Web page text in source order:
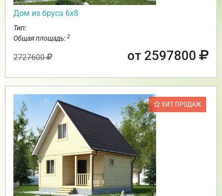
Дом из бруса 6х8
Тип:
Общая площадь: 2
2727600 от 2597800
ХИТ ПРОДАЖ